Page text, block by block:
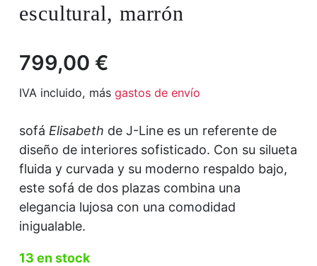
escultural, marrón
799,00 €
IVA incluido, más gastos de envío
sofá Elisabeth de J-Line es un referente de
diseño de interiores sofisticado. Con su silueta
fluida y curvada y su moderno respaldo bajo,
este sofá de dos plazas combina una
elegancia lujosa con una comodidad
inigualable.
13 en stock